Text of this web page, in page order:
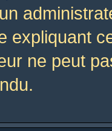
expliquant
ne peut